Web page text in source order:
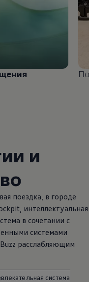
и
поездка, в городе
интеллектуальная
в сочетании с
системами
расслабляющим
система (2)